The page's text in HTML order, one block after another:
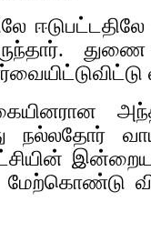
நல்லதோர்
இன்றைய